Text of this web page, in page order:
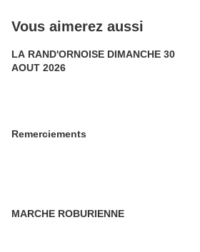
Vous aimerez aussi
LA RAND'ORNOISE DIMANCHE 30
AOUT 2026
Remerciements
MARCHE ROBURIENNE